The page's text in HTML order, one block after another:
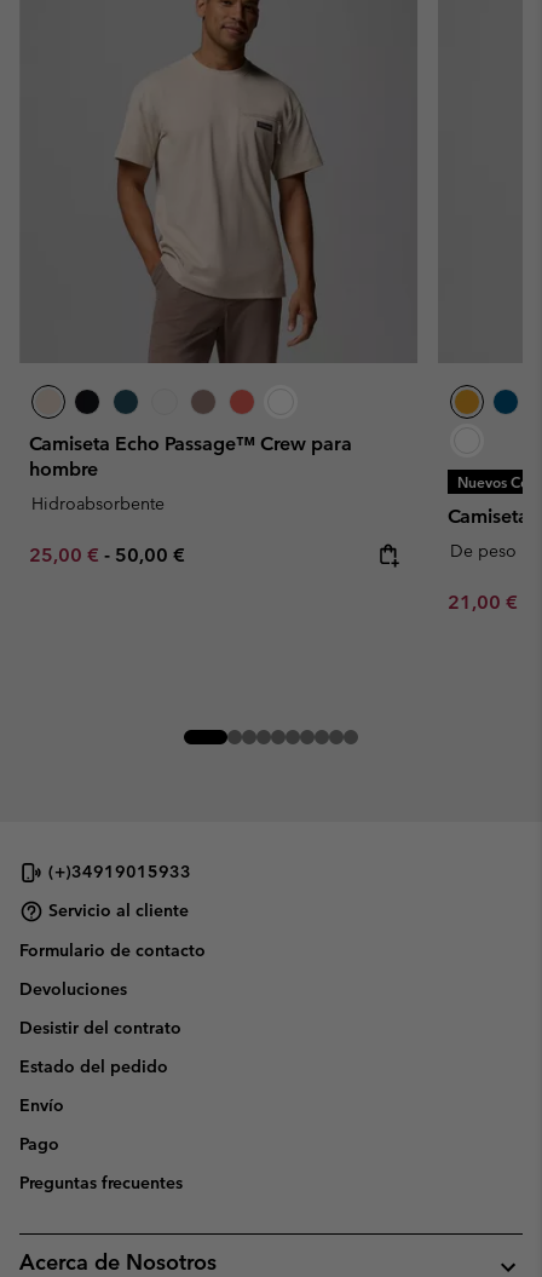
Camiseta Echo Passage™ Crew para
hombre
Hidroabsorbente
Minimum sale price:
25,00 € - Maximum price:
50,00 €
Nuevos
Camiseta
De peso
Minimum
21,00 €
(+)34919015933
Servicio al cliente
Formulario de contacto
Devoluciones
Desistir del contrato
Estado del pedido
Envío
Pago
Preguntas frecuentes
Acerca de Nosotros